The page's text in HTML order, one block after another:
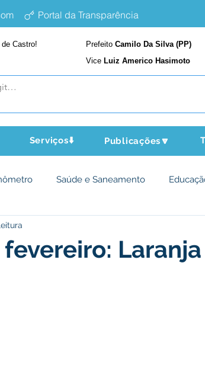
Portal da Transparência
Castro! Prefeito Camilo Da Silva (PP)
Vice Luiz Americo Hasimoto
Serviços⬇️ Publicações🔽
Saúde e Saneamento